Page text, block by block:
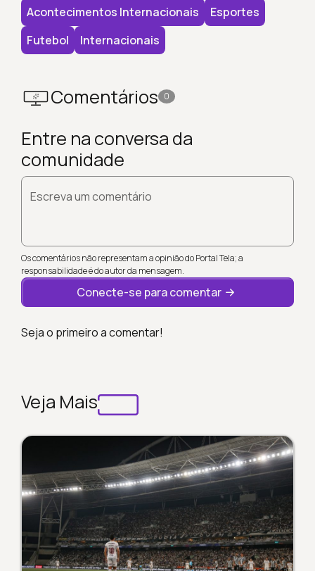
Acontecimentos Internacionais
Esportes
Futebol
Internacionais
Comentários 0
Entre na conversa da
comunidade
Escreva um comentário
Os comentários não representam a opinião do Portal Tela; a
responsabilidade é do autor da mensagem.
Conecte-se para comentar
Seja o primeiro a comentar!
Veja Mais